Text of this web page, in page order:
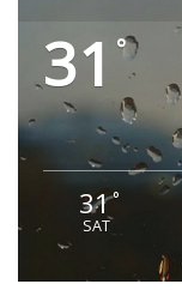
31 °
31°
SAT